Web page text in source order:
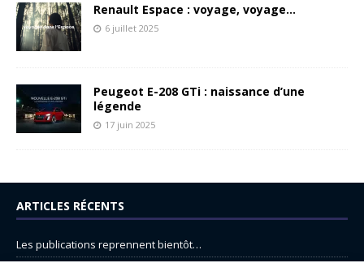
Renault Espace : voyage, voyage…
6 juillet 2025
Peugeot E-208 GTi : naissance d’une
légende
17 juin 2025
ARTICLES RÉCENTS
Les publications reprennent bientôt…